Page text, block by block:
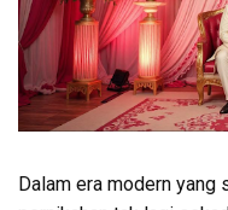
Dalam era modern yang